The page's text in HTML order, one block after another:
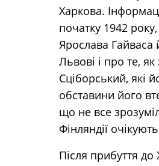
Харкова.
початку 1942
Ярослава Гайваса
Львові і про те,
Сціборський, які
обставини його
що не все
Фінляндії
Після прибуття